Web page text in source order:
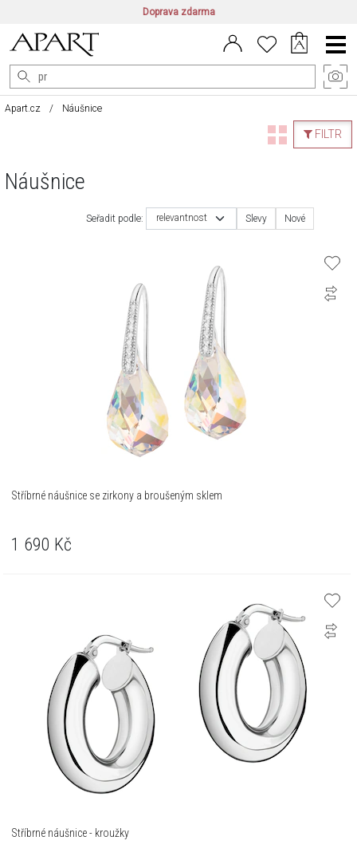
Doprava zdarma
CZ/CZK | EN/EUR PL/PLN
Main
Menu
Apart.cz Náušnice
FILTR
Náušnice
Seřadit podle: relevantnost Slevy Nové
Stříbrné náušnice se zirkony a broušeným sklem
1 690 Kč
Stříbrné náušnice - kroužky